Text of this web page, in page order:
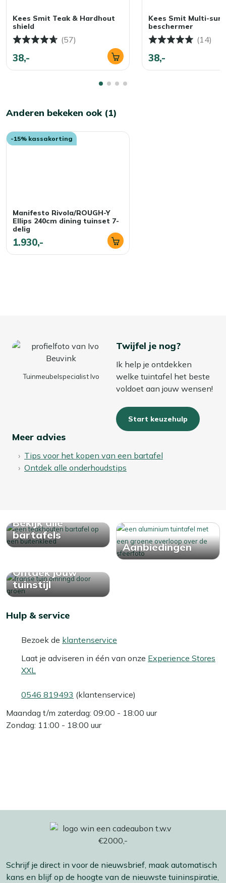
Kees Smit Teak & Hardhout
shield
(57)
38,-
Kees Smit Multi-
beschermer
(14)
38,-
Anderen bekeken ook (1)
-15% kassakorting
Manifesto Rivola/ROUGH-Y
Ellips 240cm dining tuinset 7-
delig
1.930,-
Tuinmeubelspecialist Ivo
Twijfel je nog?
Ik help je ontdekken
welke tuintafel het beste
voldoet aan jouw wensen!
Start keuzehulp
Meer advies
Tips voor het kopen van een bartafel
Ontdek alle onderhoudstips
Bekijk alle
bartafels
Aanbiedingen
Ontdek jouw
tuinstijl
Hulp & service
Bezoek de klantenservice
Laat je adviseren in één van onze Experience Stores
XXL
0546 819493 (klantenservice)
Maandag t/m zaterdag: 09:00 - 18:00 uur
Zondag: 11:00 - 18:00 uur
Schrijf je direct in voor de nieuwsbrief, maak automatisch
kans en blijf op de hoogte van de nieuwste tuininspiratie,